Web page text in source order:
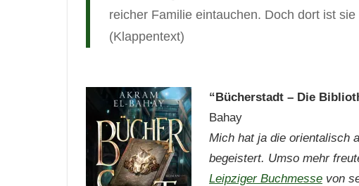
reicher Familie eintauchen. Doch dort ist
(Klappentext)
“Bücherstadt – Die
Bahay
Mich hat ja die orientalisch
begeistert. Umso mehr
Leipziger Buchmesse von